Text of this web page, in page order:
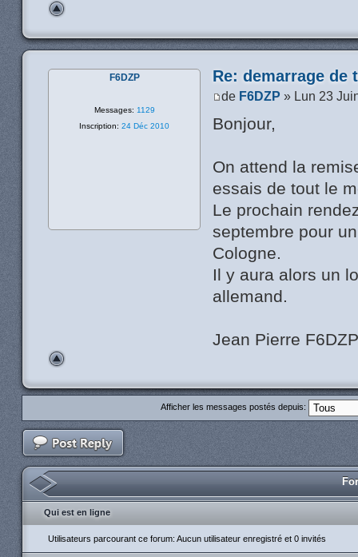
Re: demarrage de
de F6DZP » Lun 23
Bonjour,
On attend la
essais de tout le
Le prochain
septembre pour
Cologne.
Il y aura alors un
allemand.
Jean Pierre
F6DZP
Messages: 1129
Inscription: 24 Déc 2010
Afficher les messages postés depuis:
Qui est en ligne
Utilisateurs parcourant ce forum: Aucun utilisateur enregistré et 0 invités